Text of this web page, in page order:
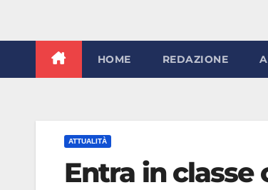
HOME REDAZIONE
ATTUALITÀ
Entra in